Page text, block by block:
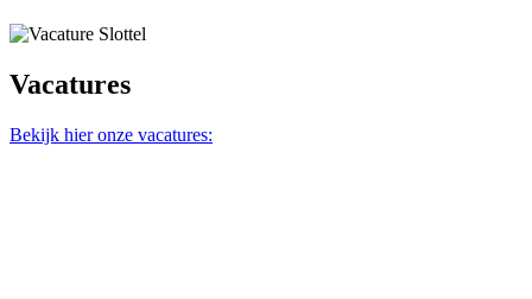
Vacatures
Bekijk hier onze vacatures: